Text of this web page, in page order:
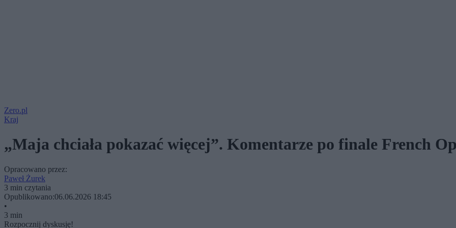
Zero.pl
Kraj
„Maja chciała pokazać więcej”. Komentarze po finale French
Opracowano przez:
Paweł Żurek
3 min czytania
Opublikowano:06.06.2026 18:45
•
3 min
Rozpocznij dyskusję!